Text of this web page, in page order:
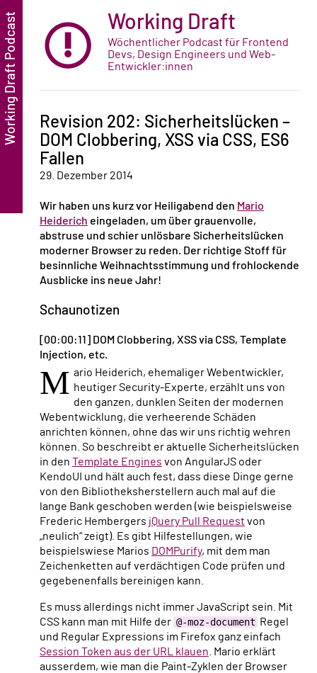
Working Draft
Wöchentlicher Podcast für Frontend
Devs, Design Engineers und Web-
Entwickler:innen
Revision 202: Sicherheitslücken –
DOM Clobbering, XSS via CSS, ES6
Fallen
29. Dezember 2014
Wir haben uns kurz vor Heiligabend den Mario
Heiderich eingeladen, um über grauenvolle,
abstruse und schier unlösbare Sicherheitslücken
moderner Browser zu reden. Der richtige Stoff für
besinnliche Weihnachtsstimmung und frohlockende
Ausblicke ins neue Jahr!
Schaunotizen
[00:00:11] DOM Clobbering, XSS via CSS, Template
Injection, etc.
M ario Heiderich, ehemaliger Webentwickler,
heutiger Security-Experte, erzählt uns von
den ganzen, dunklen Seiten der modernen
Webentwicklung, die verheerende Schäden
anrichten können, ohne das wir uns richtig wehren
können. So beschreibt er aktuelle Sicherheitslücken
in den Template Engines von AngularJS oder
KendoUI und hält auch fest, dass diese Dinge gerne
von den Bibliotheksherstellern auch mal auf die
lange Bank geschoben werden (wie beispielsweise
Frederic Hembergers jQuery Pull Request von
„neulich“ zeigt). Es gibt Hilfestellungen, wie
beispielswiese Marios DOMPurify, mit dem man
Zeichenketten auf verdächtigen Code prüfen und
gegebenenfalls bereinigen kann.
Es muss allerdings nicht immer JavaScript sein. Mit
CSS kann man mit Hilfe der @-moz-document Regel
und Regular Expressions im Firefox ganz einfach
Session Token aus der URL klauen . Mario erklärt
ausserdem, wie man die Paint-Zyklen der Browser